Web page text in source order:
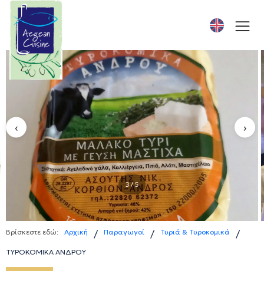
‹ ›
3 / 5
Βρίσκεστε εδώ: Αρχική / Παραγωγοί / Τυριά & Τυροκομικά /
ΤΥΡΟΚΟΜΙΚΑ ΑΝΔΡΟΥ